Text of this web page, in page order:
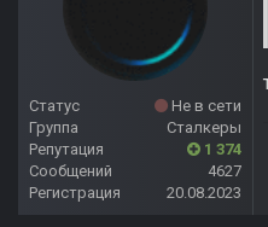
Статус
Не в сети
Группа
Сталкеры
Репутация
1 374
Сообщений
4627
Регистрация
20.08.2023